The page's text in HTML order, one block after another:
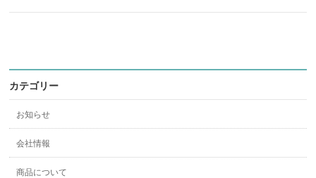
カテゴリー
お知らせ
会社情報
商品について